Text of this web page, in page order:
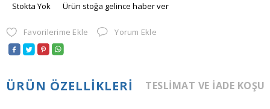
Stokta Yok Ürün stoğa gelince haber ver
Favorilerime Ekle Yorum Ekle
ÜRÜN ÖZELLIKLERI TESLIMAT VE İADE